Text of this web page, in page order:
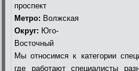
проспект
Метро: Волжская
Округ: Юго-
Восточный
Мы относимся к категории
где работают специалисты